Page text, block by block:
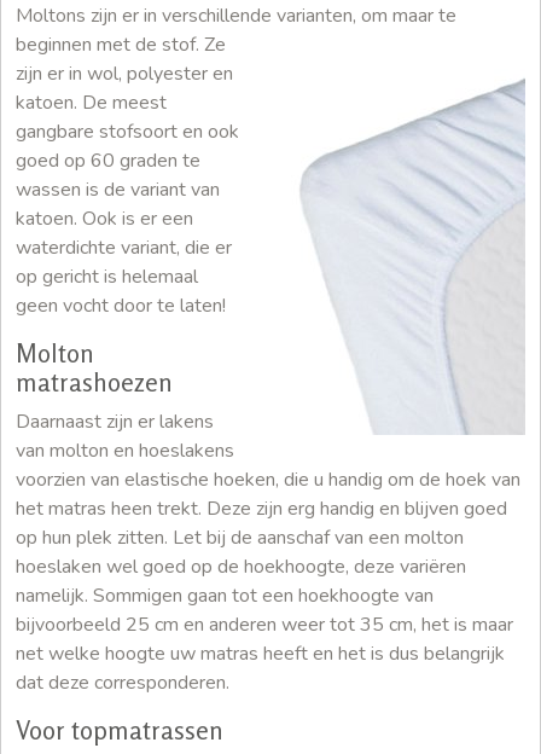
Moltons zijn er in verschillende varianten, om maar te
beginnen met de stof. Ze
zijn er in wol, polyester en
katoen. De meest
gangbare stofsoort en ook
goed op 60 graden te
wassen is de variant van
katoen. Ook is er een
waterdichte variant, die er
op gericht is helemaal
geen vocht door te laten!
Molton
matrashoezen
Daarnaast zijn er lakens
van molton en hoeslakens
voorzien van elastische hoeken, die u handig om de hoek van
het matras heen trekt. Deze zijn erg handig en blijven goed
op hun plek zitten. Let bij de aanschaf van een molton
hoeslaken wel goed op de hoekhoogte, deze variëren
namelijk. Sommigen gaan tot een hoekhoogte van
bijvoorbeeld 25 cm en anderen weer tot 35 cm, het is maar
net welke hoogte uw matras heeft en het is dus belangrijk
dat deze corresponderen.
Voor topmatrassen